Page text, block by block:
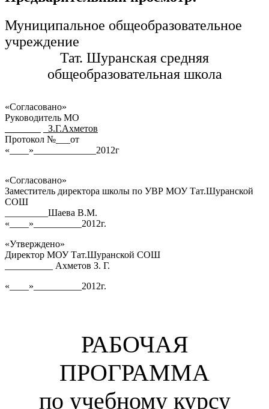
Муниципальное общеобразовательное
учреждение
Тат. Шуранская средняя
общеобразовательная школа
«Согласовано»
Руководитель МО
_З.Г.Ахметов
Протокол №___от
«____»_____________2012г
«Согласовано»
Заместитель директора школы по УВР МОУ Тат.Шуранской
СОШ
_________Шаева В.М.
«____»__________2012г.
«Утверждено»
Директор МОУ Тат.Шуранской СОШ
__________ Ахметов З. Г.
«____»__________2012г.
РАБОЧАЯ
ПРОГРАММА
по учебному курсу